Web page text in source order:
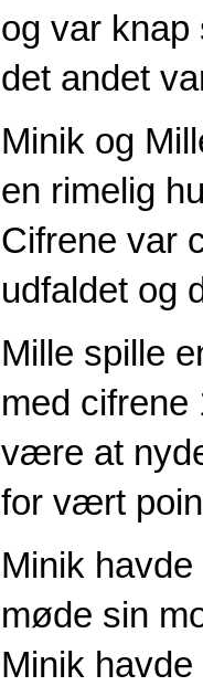
og var
det andet
Minik og
en rimelig
Cifrene var
udfaldet og
Mille spille
med cifrene
være at
for vært
Minik
møde sin
Minik